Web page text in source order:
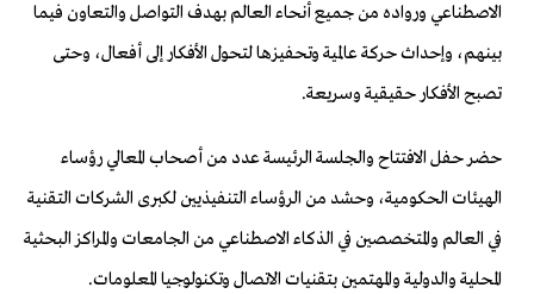
الاصطناعي ورواده من جميع أنحاء العالم بهدف التواصل والتعاون فيما
بينهم، وإحداث حركة عالمية وتحفيزها لتحول الأفكار إلى أفعال، وحتى
تصبح الأفكار حقيقية وسريعة.
حضر حفل الافتتاح والجلسة الرئيسة عدد من أصحاب المعالي رؤساء
الهيئات الحكومية، وحشد من الرؤساء التنفيذيين لكبرى الشركات التقنية
في العالم والمتخصصين في الذكاء الاصطناعي من الجامعات والمراكز البحثية
المحلية والدولية والمهتمين بتقنيات الاتصال وتكنولوجيا المعلومات.